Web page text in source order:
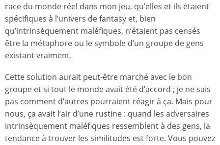
race du monde réel dans mon jeu, qu’elles et ils étaient
spécifiques à l’univers de fantasy et, bien
qu’intrinsèquement maléfiques, n’étaient pas censés
être la métaphore ou le symbole d’un groupe de gens
existant vraiment.
Cette solution aurait peut-être marché avec le bon
groupe et si tout le monde avait été d’accord ; je ne sais
pas comment d’autres pourraient réagir à ça. Mais pour
nous, ça avait l’air d’une rustine : quand les adversaires
intrinsèquement maléfiques ressemblent à des gens, la
tendance à trouver les similitudes est forte. Vous pouvez